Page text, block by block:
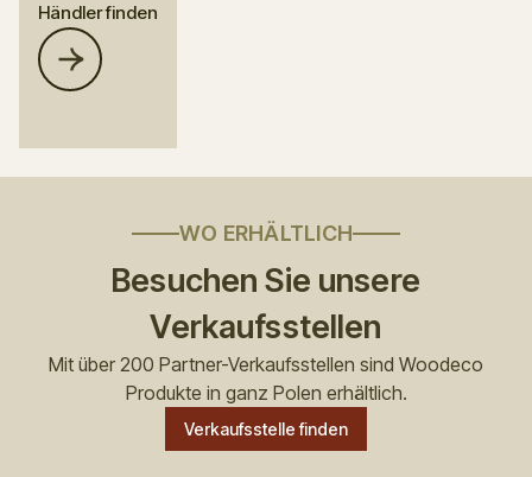
Händler finden
WO ERHÄLTLICH
Besuchen Sie unsere
Verkaufsstellen
Mit über 200 Partner-Verkaufsstellen sind Woodeco
Produkte in ganz Polen erhältlich.
Verkaufsstelle finden